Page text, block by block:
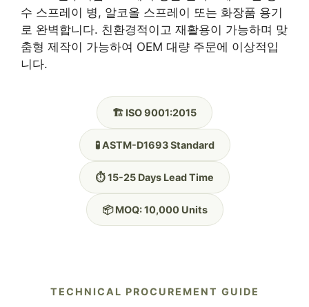
수 스프레이 병, 알코올 스프레이 또는 화장품 용기
로 완벽합니다. 친환경적이고 재활용이 가능하며 맞
춤형 제작이 가능하여 OEM 대량 주문에 이상적입
니다.
🏗️ ISO 9001:2015
🧪 ASTM-D1693 Standard
⏱️ 15-25 Days Lead Time
📦 MOQ: 10,000 Units
TECHNICAL PROCUREMENT GUIDE